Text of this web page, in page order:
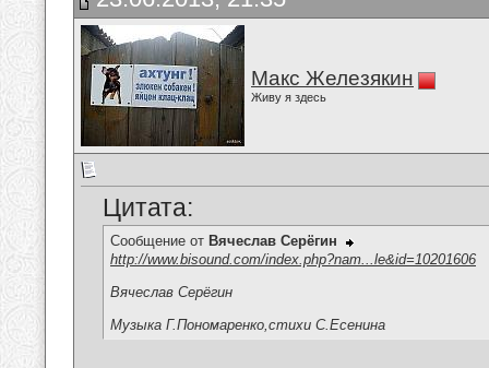
Макс Железякин
Живу я здесь
Цитата:
Сообщение от Вячеслав Серёгин
http://www.bisound.com/index.php?nam...le&id=10201606
Вячеслав Серёгин
Музыка Г.Пономаренко,стихи С.Есенина